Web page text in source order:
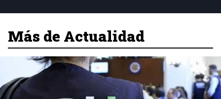
Más de Actualidad